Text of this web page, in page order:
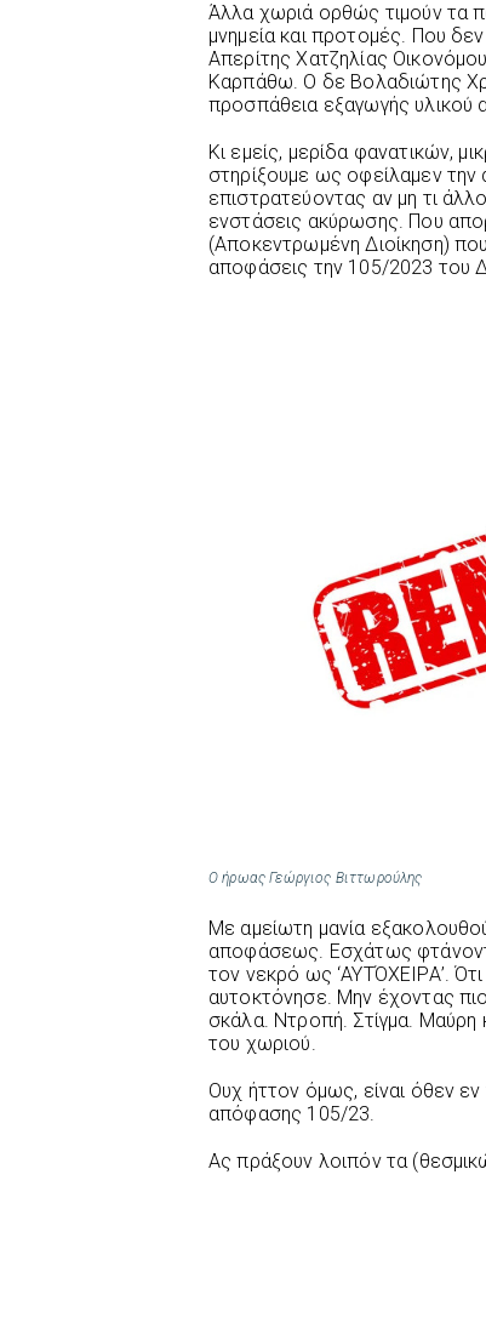
Άλλα χωριά ορθώς τιμούν τα
μνημεία και προτομές. Που
Απερίτης Χατζηλίας
Καρπάθω. Ο δε Βολαδιώτης
προσπάθεια εξαγωγής
Κι εμείς, μερίδα φανατικών,
στηρίξουμε ως οφείλαμεν την
επιστρατεύοντας αν μη τι
ενστάσεις ακύρωσης. Που
(Αποκεντρωμένη Διοίκηση)
αποφάσεις την 105/2023 του
Ο ήρωας Γεώργιος Βιττωρούλης
Με αμείωτη μανία
αποφάσεως. Εσχάτως
τον νεκρό ως ‘ΑΥΤΌΧΕΙΡΑ’.
αυτοκτόνησε. Μην έχοντας
σκάλα. Ντροπή. Στίγμα. Μαύρη
του χωριού.
Ουχ ήττον όμως, είναι όθεν
απόφασης 105/23.
Ας πράξουν λοιπόν τα